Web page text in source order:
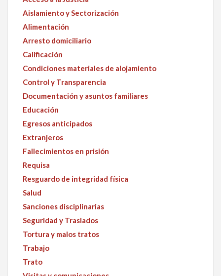
Aislamiento y Sectorización
Alimentación
Arresto domiciliario
Calificación
Condiciones materiales de alojamiento
Control y Transparencia
Documentación y asuntos familiares
Educación
Egresos anticipados
Extranjeros
Fallecimientos en prisión
Requisa
Resguardo de integridad física
Salud
Sanciones disciplinarias
Seguridad y Traslados
Tortura y malos tratos
Trabajo
Trato